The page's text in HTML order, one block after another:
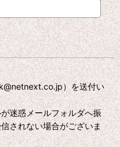
）を送付い
迷惑メールフォルダへ振
されない場合がございま